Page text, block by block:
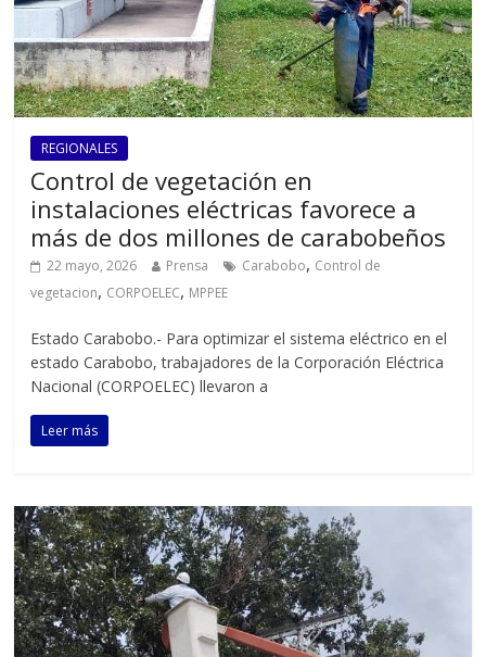
REGIONALES
Control de vegetación en
instalaciones eléctricas favorece a
más de dos millones de carabobeños
22 mayo, 2026 Prensa Carabobo, Control de
vegetacion, CORPOELEC, MPPEE
Estado Carabobo.- Para optimizar el sistema eléctrico en el
estado Carabobo, trabajadores de la Corporación Eléctrica
Nacional (CORPOELEC) llevaron a
Leer más